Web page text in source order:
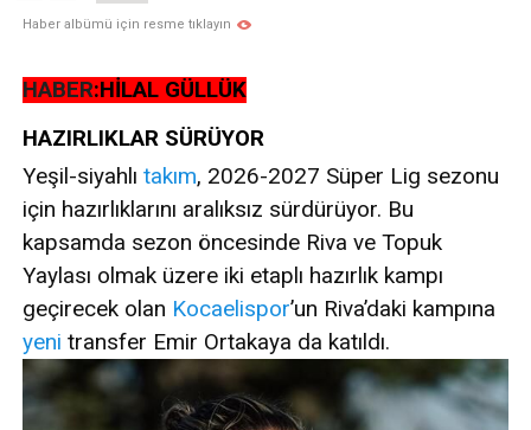
Haber albümü için resme tıklayın
HABER:HİLAL GÜLLÜK
HAZIRLIKLAR SÜRÜYOR
Yeşil-siyahlı takım, 2026-2027 Süper Lig sezonu
için hazırlıklarını aralıksız sürdürüyor. Bu
kapsamda sezon öncesinde Riva ve Topuk
Yaylası olmak üzere iki etaplı hazırlık kampı
geçirecek olan Kocaelispor’un Riva’daki kampına
yeni transfer Emir Ortakaya da katıldı.